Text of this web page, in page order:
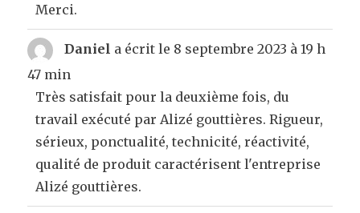
Merci.
Daniel a écrit le 8 septembre 2023 à 19 h
47 min
Très satisfait pour la deuxième fois, du
travail exécuté par Alizé gouttières. Rigueur,
sérieux, ponctualité, technicité, réactivité,
qualité de produit caractérisent l'entreprise
Alizé gouttières.